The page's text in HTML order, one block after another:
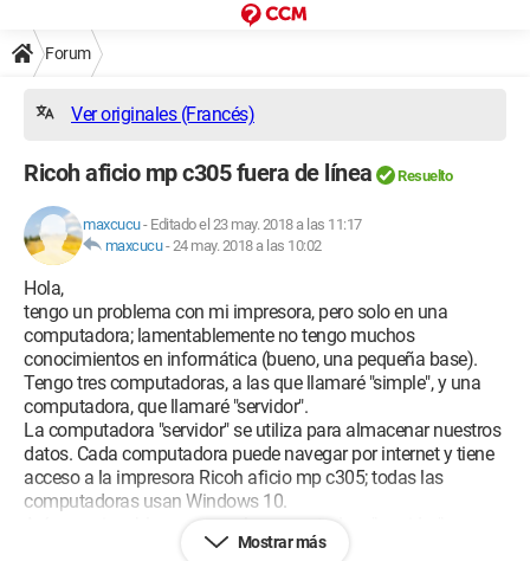
Forum
Ver originales (Francés)
Ricoh aficio mp c305 fuera de línea Resuelto
maxcucu- Editado el 23 may. 2018 a las 11:17
maxcucu-24 may. 2018 a las 10:02
Hola,
tengo un problema con mi impresora, pero solo en una
computadora; lamentablemente no tengo muchos
conocimientos en informática (bueno, una pequeña base).
Tengo tres computadoras, a las que llamaré "simple", y una
computadora, que llamaré "servidor".
La computadora "servidor" se utiliza para almacenar nuestros
datos. Cada computadora puede navegar por internet y tiene
acceso a la impresora Ricoh aficio mp c305; todas las
computadoras usan Windows 10.
Así que mi problema es que la computadora "servidor" ya no
puede imprimir, mostrando el mensaje de error "impresora
Mostrar más